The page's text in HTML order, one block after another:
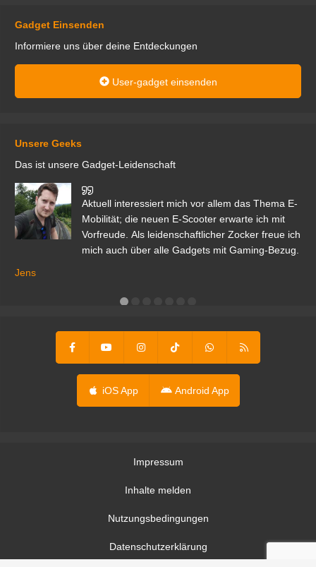
Gadget Einsenden
Informiere uns über deine Entdeckungen
User-gadget einsenden
Unsere Geeks
Das ist unsere Gadget-Leidenschaft
Aktuell interessiert mich vor allem das Thema E-
Mobilität; die neuen E-Scooter erwarte ich mit
Vorfreude. Als leidenschaftlicher Zocker freue ich
mich auch über alle Gadgets mit Gaming-Bezug.
Jens
iOS App Android App
Impressum
Inhalte melden
Nutzungsbedingungen
Datenschutzerklärung